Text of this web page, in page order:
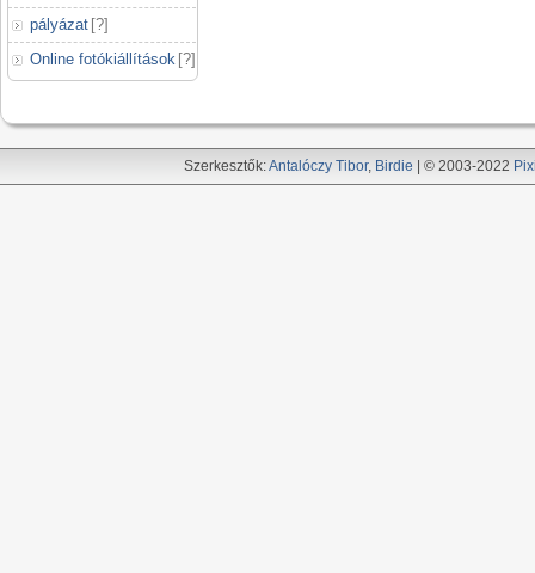
pályázat [?]
Online fotókiállítások [?]
Szerkesztők:Antalóczy Tibor, Birdie | © 2003-2022